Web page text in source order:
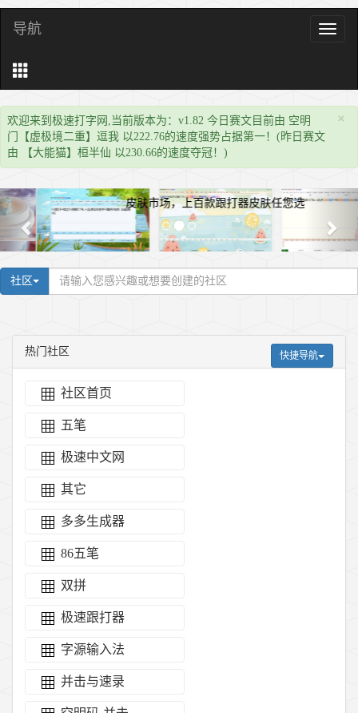
导
导航
×
欢迎来到极速打字网,当前版本为：v1.82 今日赛文目前由 空明
门【虚极境二重】逗我 以222.76的速度强势占据第一！(昨日赛文
由 【大能猫】桓半仙 以230.66的速度夺冠！)
皮肤市场，上百款跟打器皮肤任您选
社区
热门社区 快捷导航
社区首页
五笔
极速中文网
其它
多多生成器
86五笔
双拼
极速跟打器
字源输入法
并击与速录